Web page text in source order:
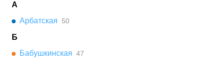
А
Арбатская
50
Б
Бабушкинская 47